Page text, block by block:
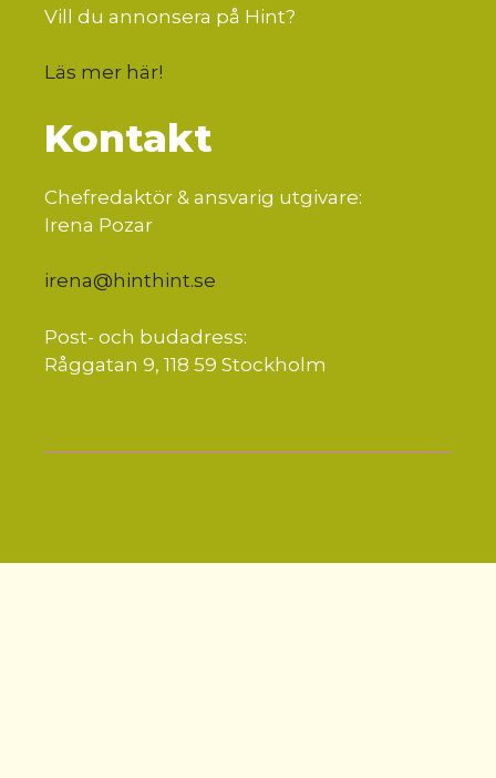
Vill du annonsera på Hint?
Läs mer här!
Kontakt
Chefredaktör & ansvarig utgivare:
Irena Pozar
irena@hinthint.se
Post- och budadress:
Råggatan 9, 118 59 Stockholm